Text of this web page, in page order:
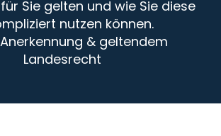
Sie gelten und wie Sie diese
nutzen können.
& geltendem
Landesrecht